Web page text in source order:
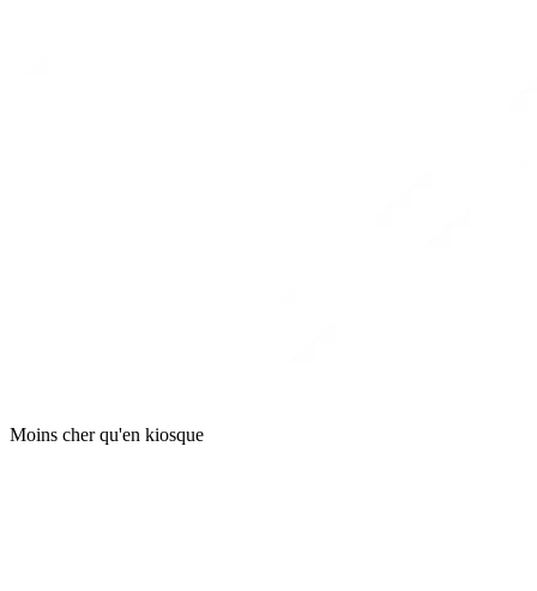
Moins cher qu'en kiosque